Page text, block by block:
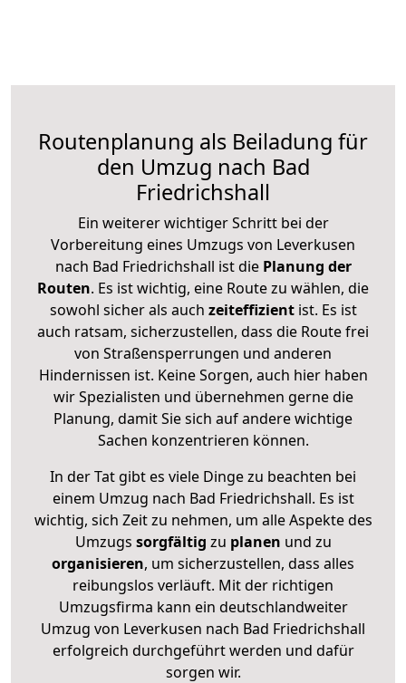
Routenplanung als Beiladung für
den Umzug nach Bad
Friedrichshall
Ein weiterer wichtiger Schritt bei der
Vorbereitung eines Umzugs von Leverkusen
nach Bad Friedrichshall ist diePlanung der
Routen. Es ist wichtig, eine Route zu wählen, die
sowohl sicher als auch zeiteffizientist. Es ist
auch ratsam, sicherzustellen, dass die Route frei
von Straßensperrungen und anderen
Hindernissen ist. Keine Sorgen, auch hier haben
wir Spezialisten und übernehmen gerne die
Planung, damit Sie sich auf andere wichtige
Sachen konzentrieren können.
In der Tat gibt es viele Dinge zu beachten bei
einem Umzug nach Bad Friedrichshall. Es ist
wichtig, sich Zeit zu nehmen, um alle Aspekte des
Umzugs sorgfältig zu planen und zu
organisieren, um sicherzustellen, dass alles
reibungslos verläuft. Mit der richtigen
Umzugsfirma kann ein deutschlandweiter
Umzug von Leverkusen nach Bad Friedrichshall
erfolgreich durchgeführt werden und dafür
sorgen wir.